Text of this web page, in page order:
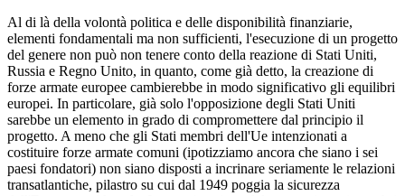
Al di là della volontà politica e delle disponibilità finanziarie,
elementi fondamentali ma non sufficienti, l'esecuzione di un progetto
del genere non può non tenere conto della reazione di Stati Uniti,
Russia e Regno Unito, in quanto, come già detto, la creazione di
forze armate europee cambierebbe in modo significativo gli equilibri
europei. In particolare, già solo l'opposizione degli Stati Uniti
sarebbe un elemento in grado di compromettere dal principio il
progetto. A meno che gli Stati membri dell'Ue intenzionati a
costituire forze armate comuni (ipotizziamo ancora che siano i sei
paesi fondatori) non siano disposti a incrinare seriamente le relazioni
transatlantiche, pilastro su cui dal 1949 poggia la sicurezza